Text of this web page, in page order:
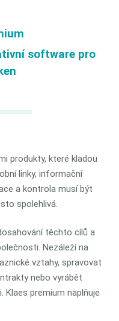
software pro
produkty, které kladou
linky, informační
a kontrola musí být
spolehlivá.
těchto cílů a
Nezáleží na
vztahy, spravovat
nebo vyrábět
Klaes premium naplňuje